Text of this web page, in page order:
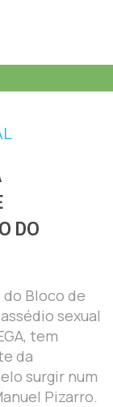
DO
Bloco de
sexual
tem
da
surgir num
Pizarro.